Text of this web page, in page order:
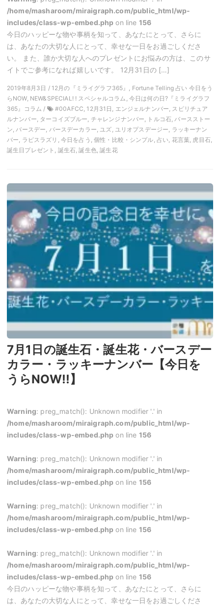
/home/masharoom/miraigraph.com/public_html/wp-
includes/class-wp-embed.php on line 156
今日のハッピーな物や事柄を知って、あなたにとって、さらに
は、あなたの大切な人にとって、幸せな一日をお過ごしくださ
い。 また、誰か大切な人へのプレゼントにお悩みの方は、このサ
イトでご参考になれば嬉しいです。 12月31日の […]
2019年8月3日 / 12月の『ミライグラフ365』, Fortune Telling 占い 今日をう
らNOW, NEW&SPECIAL! ! スペシャルコラム, 今日は何の日?『ミライグラフ
365』コラム /
#00AFCC, 12月31日, エンジェルナンバー, スピリチュア
ルナンバー, ターコイズブルー, チャレンジナンバー, トルコ石, バースストー
ン, バースデー, バースデーカラー, ユズ, ユリオプスデージー, ラッキーナン
バー, ラピスラズリ, 今日を占う, 個性・比較・シンプル, 占い, 花言葉, 虎目石,
誕生日プレゼント, 誕生石, 誕生色, 誕生花
7月1日の誕生石・誕生花・バースデー
カラー・ラッキーナンバー【今日を
うらNOW!!】
Warning: preg_match(): Unknown modifier '.' in
/home/masharoom/miraigraph.com/public_html/wp-
includes/class-wp-embed.php on line 156
Warning: preg_match(): Unknown modifier '.' in
/home/masharoom/miraigraph.com/public_html/wp-
includes/class-wp-embed.php on line 156
Warning: preg_match(): Unknown modifier '.' in
/home/masharoom/miraigraph.com/public_html/wp-
includes/class-wp-embed.php on line 156
Warning: preg_match(): Unknown modifier '.' in
/home/masharoom/miraigraph.com/public_html/wp-
includes/class-wp-embed.php on line 156
今日のハッピーな物や事柄を知って、あなたにとって、さらに
は、あなたの大切な人にとって、幸せな一日をお過ごしくださ